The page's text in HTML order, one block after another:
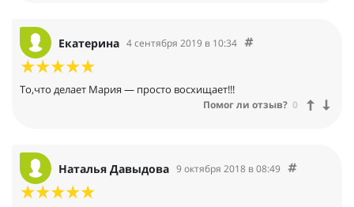
Екатерина 4 сентября 2019 в 10:34
То,что делает Мария — просто восхищает!!!
Помог ли отзыв? 0
Наталья Давыдова 9 октября 2018 в 08:49